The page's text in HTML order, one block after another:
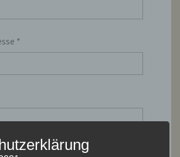
*
Adresse und Website in diesem